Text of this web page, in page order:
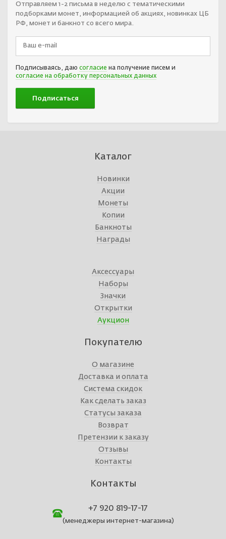
Отправляем 1-2 письма в неделю с тематическими
подборками монет, информацией об акциях, новинках ЦБ
РФ, монет и банкнот со всего мира.
Подписываясь, даю согласие на получение писем и
согласие на обработку персональных данных
Каталог
Новинки
Акции
Монеты
Копии
Банкноты
Награды
Аксессуары
Наборы
Значки
Открытки
Аукцион
Покупателю
О магазине
Доставка и оплата
Система скидок
Как сделать заказ
Статусы заказа
Возврат
Претензии к заказу
Отзывы
Контакты
Контакты
+7 920 819-17-17
(менеджеры интернет-магазина)